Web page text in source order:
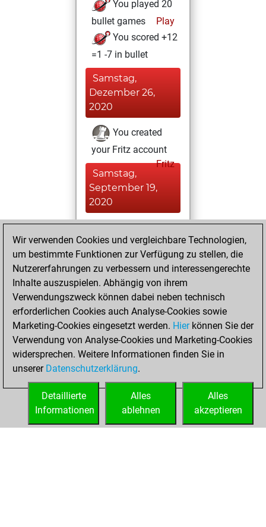
You played 20
bullet games
Play
You scored +12
=1 -7 in bullet
Samstag,
Dezember 26,
2020
You created
your Fritz account
Fritz
Samstag,
September 19,
2020
You played 100
blitz games
Play
You scored +50
=9 -41 in blitz
Montag, April 13,
2020
You played 5
slow games
Play
You scored +2
=1 -2 in slow games
Wir verwenden Cookies und vergleichbare Technologien,
um bestimmte Funktionen zur Verfügung zu stellen, die
Nutzererfahrungen zu verbessern und interessengerechte
Inhalte auszuspielen. Abhängig von ihrem
Verwendungszweck können dabei neben technisch
erforderlichen Cookies auch Analyse-Cookies sowie
Marketing-Cookies eingesetzt werden. Hierkönnen Sie der
Verwendung von Analyse-Cookies und Marketing-Cookies
widersprechen. Weitere Informationen finden Sie in
unserer Datenschutzerklärung.
Alles
akzeptieren
Alles
ablehnen
Detaillierte
Informationen